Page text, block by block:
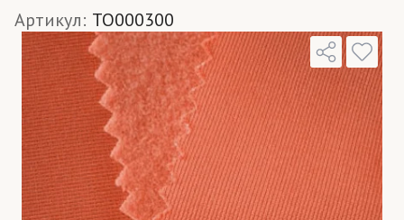
Артикул: TO000300